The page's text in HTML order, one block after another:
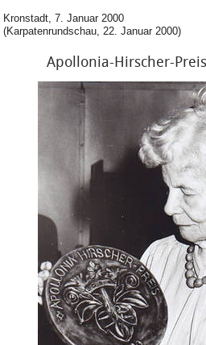
Kronstadt, 7. Januar 2000
(Karpatenrundschau, 22. Januar 2000)
Apollonia-Hirscher-